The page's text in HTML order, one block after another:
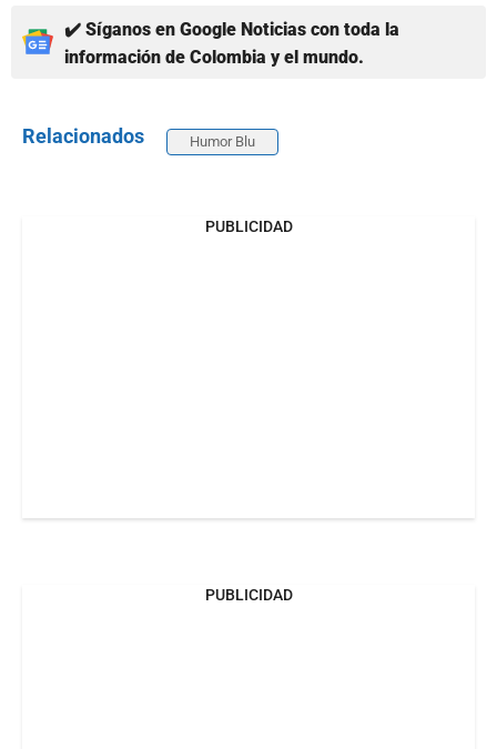
✔️ Síganos en Google Noticias con toda la
información de Colombia y el mundo.
Relacionados Humor Blu
PUBLICIDAD
PUBLICIDAD